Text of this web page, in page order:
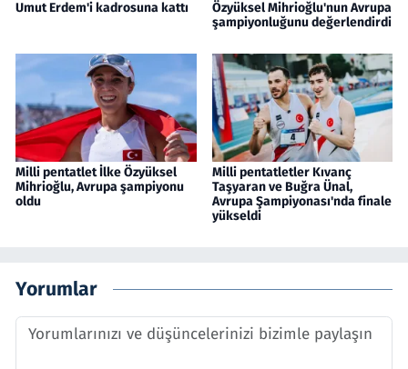
Umut Erdem'i kadrosuna kattı
Özyüksel Mihrioğlu'nun Avrupa
şampiyonluğunu değerlendirdi
Milli pentatlet İlke Özyüksel
Mihrioğlu, Avrupa şampiyonu
oldu
Milli pentatletler Kıvanç
Taşyaran ve Buğra Ünal,
Avrupa Şampiyonası'nda finale
yükseldi
Yorumlar